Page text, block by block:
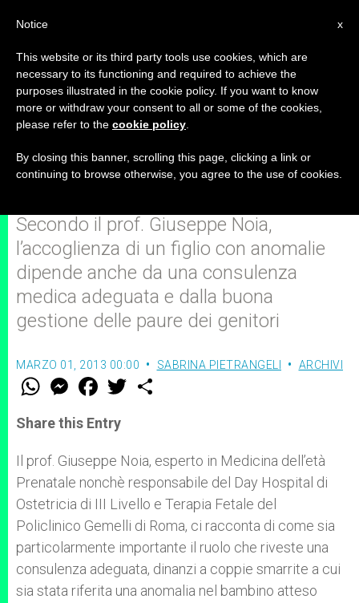
Quando un medico sa
comunicare la speranza, insieme
alla diagnosi
Secondo il prof. Giuseppe Noia,
l’accoglienza di un figlio con anomalie
dipende anche da una consulenza
medica adeguata e dalla buona
gestione delle paure dei genitori
MARZO 01, 2013 00:00 SABRINA PIETRANGELI ARCHIVI
W
t
s
p
p
M
e
s
e
g
e
r
F
a
e
b
o
k
w
r
Share this Entry
Il prof. Giuseppe Noia, esperto in Medicina dell’età
Prenatale nonchè responsabile del Day Hospital di
Ostetricia di III Livello e Terapia Fetale del
Policlinico Gemelli di Roma, ci racconta di come sia
particolarmente importante il ruolo che riveste una
consulenza adeguata, dinanzi a coppie smarrite a cui
sia stata riferita una anomalia nel bambino atteso
x
Notice
This website or its third party tools use cookies, which are
necessary to its functioning and required to achieve the
purposes illustrated in the cookie policy. If you want to know
more or withdraw your consent to all or some of the cookies,
please refer to the cookie policy
By closing this banner, scrolling this page, clicking a link or
continuing to browse otherwise, you agree to the use of cookies.